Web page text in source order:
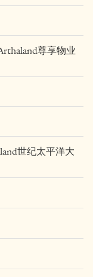
尊享物业
世纪太平洋大